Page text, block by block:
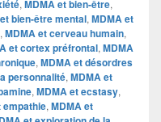
, MDMA et bien-être,
bien-être mental, MDMA et
, MDMA et cerveau humain,
et cortex préfrontal, MDMA
, MDMA et désordres
personnalité, MDMA et
, MDMA et ecstasy,
empathie, MDMA et